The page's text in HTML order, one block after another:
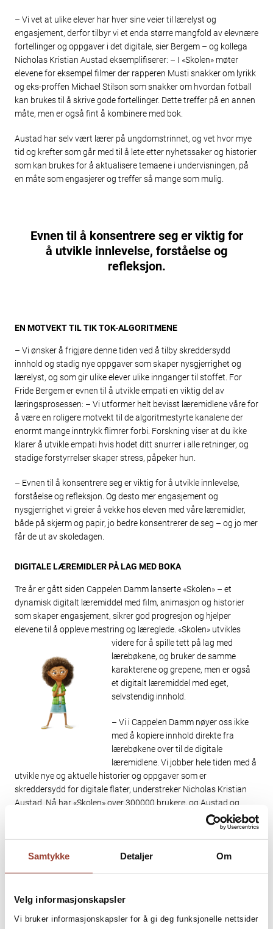
Samtykke Detaljer Om
Velg informasjonskapsler
Vi bruker informasjonskapsler for å gi deg funksjonelle nettsider
– Vi vet at ulike elever har hver sine veier til lærelyst og
engasjement, derfor tilbyr vi et enda større mangfold av elevnære
fortellinger og oppgaver i det digitale, sier Bergem – og kollega
Nicholas Kristian Austad eksemplifiserer: – I «Skolen» møter
elevene for eksempel filmer der rapperen Musti snakker om lyrikk
og eks-proffen Michael Stilson som snakker om hvordan fotball
kan brukes til å skrive gode fortellinger. Dette treffer på en annen
måte, men er også fint å kombinere med bok.
Austad har selv vært lærer på ungdomstrinnet, og vet hvor mye
tid og krefter som går med til å lete etter nyhetssaker og historier
som kan brukes for å aktualisere temaene i undervisningen, på
en måte som engasjerer og treffer så mange som mulig.
Evnen til å konsentrere seg er viktig for
å utvikle innlevelse, forståelse og
refleksjon.
EN MOTVEKT TIL TIK TOK-ALGORITMENE
– Vi ønsker å frigjøre denne tiden ved å tilby skreddersydd
innhold og stadig nye oppgaver som skaper nysgjerrighet og
lærelyst, og som gir ulike elever ulike innganger til stoffet. For
Fride Bergem er evnen til å utvikle empati en viktig del av
læringsprosessen: – Vi utformer helt bevisst læremidlene våre for
å være en roligere motvekt til de algoritmestyrte kanalene der
enormt mange inntrykk flimrer forbi. Forskning viser at du ikke
klarer å utvikle empati hvis hodet ditt snurrer i alle retninger, og
stadige forstyrrelser skaper stress, påpeker hun.
– Evnen til å konsentrere seg er viktig for å utvikle innlevelse,
forståelse og refleksjon. Og desto mer engasjement og
nysgjerrighet vi greier å vekke hos eleven med våre læremidler,
både på skjerm og papir, jo bedre konsentrerer de seg – og jo mer
får de ut av skoledagen.
DIGITALE LÆREMIDLER PÅ LAG MED BOKA
Tre år er gått siden Cappelen Damm lanserte «Skolen» – et
dynamisk digitalt læremiddel med film, animasjon og historier
som skaper engasjement, sikrer god progresjon og hjelper
elevene til å oppleve mestring og læreglede. «Skolen» utvikles
videre for å spille tett på lag med
lærebøkene, og bruker de samme
karakterene og grepene, men er også
et digitalt læremiddel med eget,
selvstendig innhold.
– Vi i Cappelen Damm nøyer oss ikke
med å kopiere innhold direkte fra
lærebøkene over til de digitale
læremidlene. Vi jobber hele tiden med å
utvikle nye og aktuelle historier og oppgaver som er
skreddersydd for digitale flater, understreker Nicholas Kristian
Austad. Nå har «Skolen» over 300000 brukere, og Austad og
kollegene får nye ønsker og tilbakemeldinger fra elever og lærere
hver eneste dag. Det betyr mye for engasjerte fagfolk som hele
tiden arbeider med å forbedre og utvide det digitale innholdet.
Veien er svært kort fra klasserommet
og inn til min pult, og det er viktig for